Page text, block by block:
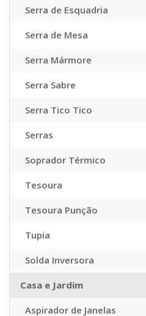
Serra de Esquadria
Serra de Mesa
Serra Mármore
Serra Sabre
Serra Tico Tico
Serras
Soprador Térmico
Tesoura
Tesoura Punção
Tupia
Solda Inversora
Casa e Jardim
Aspirador de Janelas